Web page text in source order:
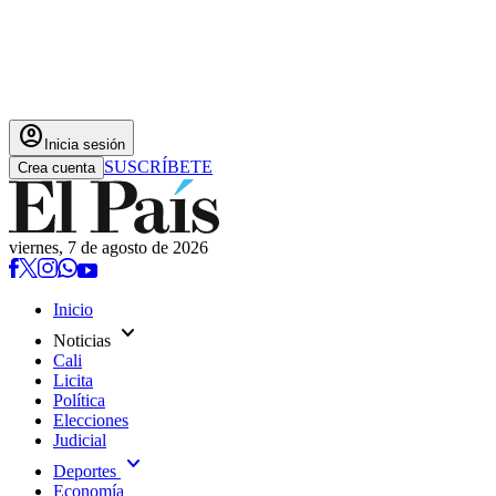
account_circle Inicia sesión
Crea cuenta SUSCRÍBETE
viernes, 7 de agosto de 2026
Inicio
Noticias expand_more
Cali
Licita
Política
Elecciones
Judicial
Deportes expand_more
Economía